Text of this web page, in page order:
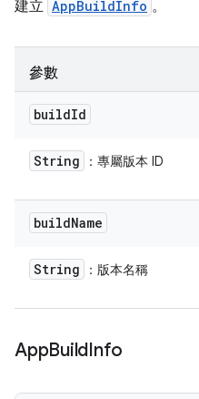
建立 AppBuildInfo 。
參數
buildId
String ：專屬版本 ID
buildName
String ：版本名稱
AppBuildInfo